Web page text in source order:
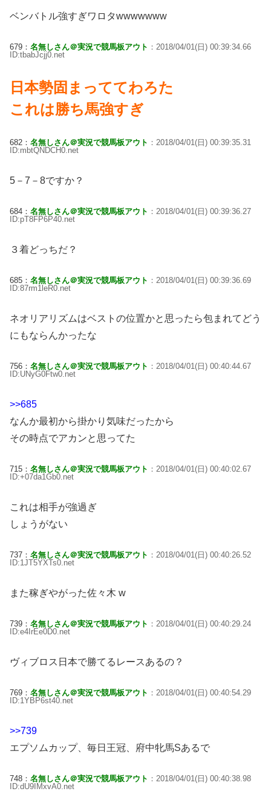
ベンバトル強すぎワロタwwwwwww
679： 名無しさん＠実況で競馬板アウト ：2018/04/01(日) 00:39:34.66
ID:tbabJcjj0.net
日本勢固まっててわろた
これは勝ち馬強すぎ
682： 名無しさん＠実況で競馬板アウト ：2018/04/01(日) 00:39:35.31
ID:mbtQNDCH0.net
5－7－8ですか？
684： 名無しさん＠実況で競馬板アウト ：2018/04/01(日) 00:39:36.27
ID:pT8FP6P40.net
３着どっちだ？
685： 名無しさん＠実況で競馬板アウト ：2018/04/01(日) 00:39:36.69
ID:87rm1leR0.net
ネオリアリズムはベストの位置かと思ったら包まれてどう
にもならんかったな
756： 名無しさん＠実況で競馬板アウト ：2018/04/01(日) 00:40:44.67
ID:UNyG0Ftw0.net
>>685
なんか最初から掛かり気味だったから
その時点でアカンと思ってた
715： 名無しさん＠実況で競馬板アウト ：2018/04/01(日) 00:40:02.67
ID:+07da1Gb0.net
これは相手が強過ぎ
しょうがない
737： 名無しさん＠実況で競馬板アウト ：2018/04/01(日) 00:40:26.52
ID:1JT5YXTs0.net
また稼ぎやがった佐々木 w
739： 名無しさん＠実況で競馬板アウト ：2018/04/01(日) 00:40:29.24
ID:e4IrEe0D0.net
ヴィブロス日本で勝てるレースあるの？
769： 名無しさん＠実況で競馬板アウト ：2018/04/01(日) 00:40:54.29
ID:1YBP6st40.net
>>739
エプソムカップ、毎日王冠、府中牝馬Sあるで
748： 名無しさん＠実況で競馬板アウト ：2018/04/01(日) 00:40:38.98
ID:dU9IMxvA0.net